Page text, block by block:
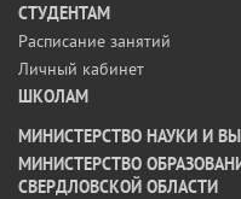
СТУДЕНТАМ
Расписание занятий
Личный кабинет
ШКОЛАМ
МИНИСТЕРСТВО НАУКИ И
МИНИСТЕРСТВО
СВЕРДЛОВСКОЙ ОБЛАСТИ